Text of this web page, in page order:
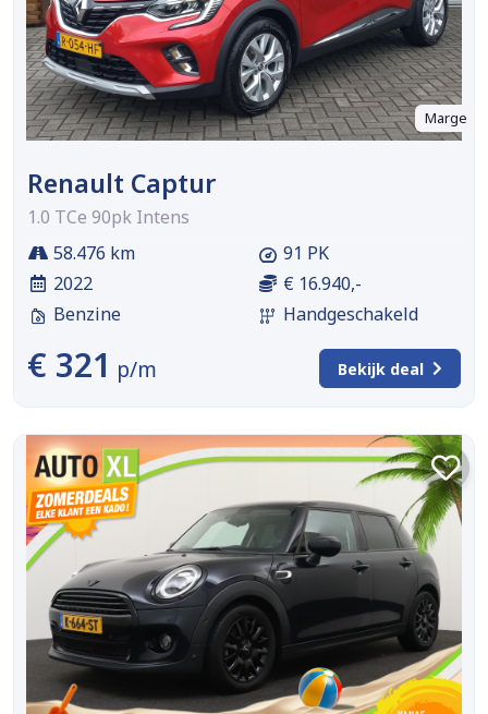
Marge
Renault Captur
1.0 TCe 90pk Intens
58.476 km
2022
Benzine
91 PK
€ 16.940,-
Handgeschakeld
€ 321 p/m Bekijk deal